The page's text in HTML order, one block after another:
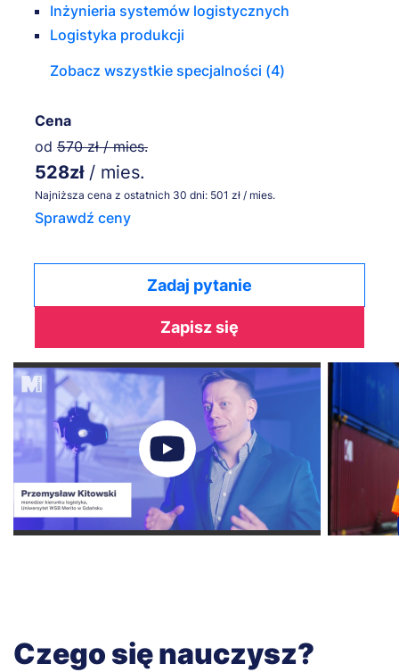
Inżynieria systemów logistycznych
Logistyka produkcji
Zobacz wszystkie specjalności (4)
Cena
od 570 zł / mies.
528zł / mies.
Najniższa cena z ostatnich 30 dni: 501 zł / mies.
Sprawdź ceny
Zadaj pytanie
Zapisz się
Czego się nauczysz?